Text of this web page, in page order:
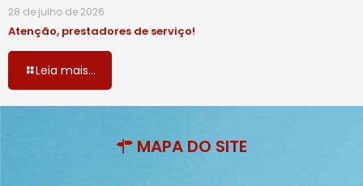
28 de julho de 2026
Atenção, prestadores de serviço!
Leia mais...
MAPA DO SITE